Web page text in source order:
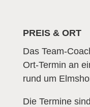
PREIS & ORT
Das Team-
Ort-Termin an
rund um
Die Termine